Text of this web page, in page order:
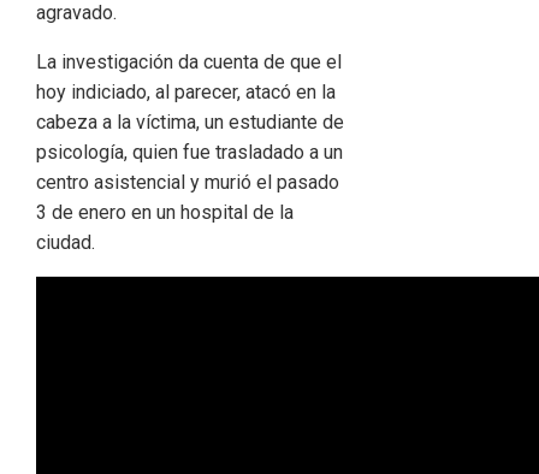
agravado.
La investigación da cuenta de que el
hoy indiciado, al parecer, atacó en la
cabeza a la víctima, un estudiante de
psicología, quien fue trasladado a un
centro asistencial y murió el pasado
3 de enero en un hospital de la
ciudad.